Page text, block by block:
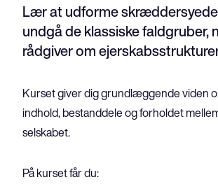
Lær at udforme
undgå de klassiske faldgruber,
rådgiver om
Kurset giver dig grundlæggende viden
indhold, bestanddele og forholdet
selskabet.
På kurset får du: